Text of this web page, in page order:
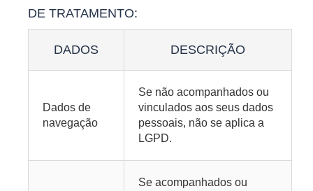
DE TRATAMENTO:
DADOS DESCRIÇÃO
Dados de
navegação
Se não acompanhados ou
vinculados aos seus dados
pessoais, não se aplica a
LGPD.
Se acompanhados ou